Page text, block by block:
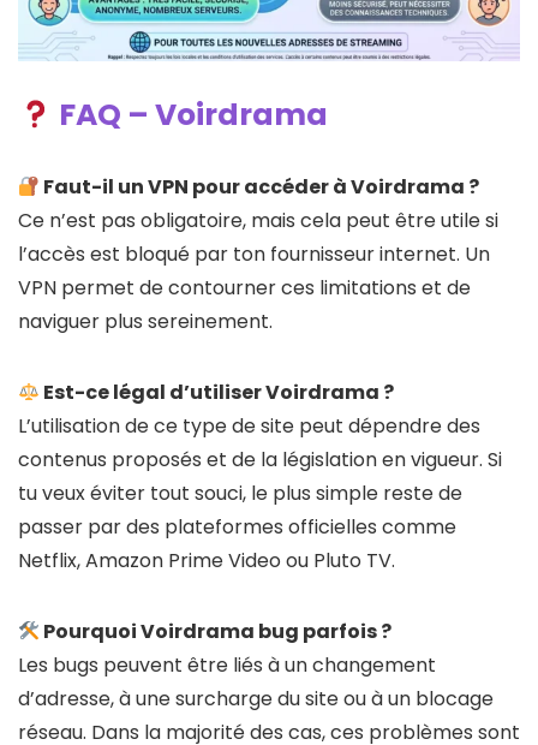
FAQ – Voirdrama
Faut-il un VPN pour accéder à Voirdrama ?
Ce n’est pas obligatoire, mais cela peut être utile si
l’accès est bloqué par ton fournisseur internet. Un
VPN permet de contourner ces limitations et de
naviguer plus sereinement.
Est-ce légal d’utiliser Voirdrama ?
L’utilisation de ce type de site peut dépendre des
contenus proposés et de la législation en vigueur. Si
tu veux éviter tout souci, le plus simple reste de
passer par des plateformes officielles comme
Netflix, Amazon Prime Video ou Pluto TV.
Pourquoi Voirdrama bug parfois ?
Les bugs peuvent être liés à un changement
d’adresse, à une surcharge du site ou à un blocage
réseau. Dans la majorité des cas, ces problèmes sont